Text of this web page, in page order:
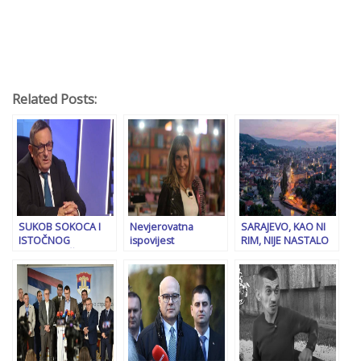
Related Posts:
SUKOB SOKOCA I
ISTOČNOG
Milovan Bjelica
poručio
gradonačelniku
Ljubiši Ćosiću nakon
hapšenja Nešića i
Lučića?
Nevjerovatna
ispovijest
Aleksandre
Mihajlović: Mama mi
je Srpkinja iz
Bratunca, otac
musliman iz
Srebrenice. Krenula
sam pješke da ga
SARAJEVO, KAO NI
RIM, NIJE NASTALO
ALI NIJE NI
SLUČAJNO: Sve se
odvijalo u skladu sa
strateškom
politikom osmanske
države, Isa-beg
Ishaković je bio njen